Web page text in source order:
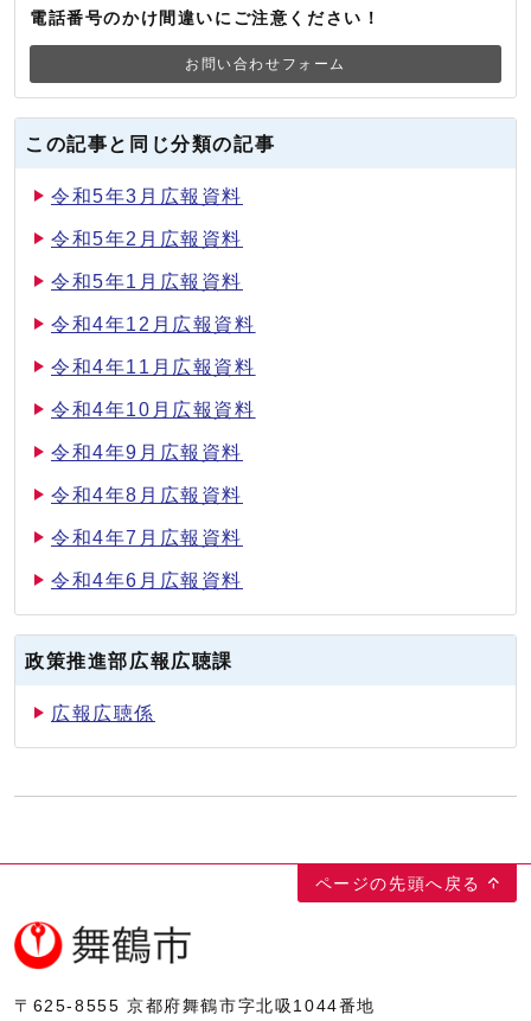
電話番号のかけ間違いにご注意ください！
お問い合わせフォーム
この記事と同じ分類の記事
令和5年3月広報資料
令和5年2月広報資料
令和5年1月広報資料
令和4年12月広報資料
令和4年11月広報資料
令和4年10月広報資料
令和4年9月広報資料
令和4年8月広報資料
令和4年7月広報資料
令和4年6月広報資料
政策推進部広報広聴課
広報広聴係
ページの先頭へ戻る
〒625-8555 京都府舞鶴市字北吸1044番地